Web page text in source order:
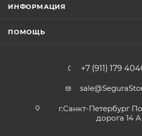
ИНФОРМАЦИЯ
ПОМОЩЬ
+7 (911) 179
г.Санкт-Петербург
дорога 14 А